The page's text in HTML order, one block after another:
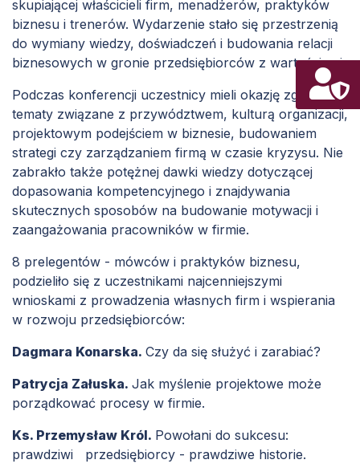
skupiającej właścicieli firm, menadżerów, praktyków
biznesu i trenerów. Wydarzenie stało się przestrzenią
do wymiany wiedzy, doświadczeń i budowania relacji
biznesowych w gronie przedsiębiorców z wartościami.
Podczas konferencji uczestnicy mieli okazję zgłębić
tematy związane z przywództwem, kulturą organizacji,
projektowym podejściem w biznesie, budowaniem
strategi czy zarządzaniem firmą w czasie kryzysu. Nie
zabrakło także potężnej dawki wiedzy dotyczącej
dopasowania kompetencyjnego i znajdywania
skutecznych sposobów na budowanie motywacji i
zaangażowania pracowników w firmie.
8 prelegentów - mówców i praktyków biznesu,
podzieliło się z uczestnikami najcenniejszymi
wnioskami z prowadzenia własnych firm i wspierania
w rozwoju przedsiębiorców:
Dagmara Konarska. Czy da się służyć i zarabiać?
Patrycja Załuska. Jak myślenie projektowe może
porządkować procesy w firmie.
Ks. Przemysław Król. Powołani do sukcesu:
prawdziwi przedsiębiorcy - prawdziwe historie.